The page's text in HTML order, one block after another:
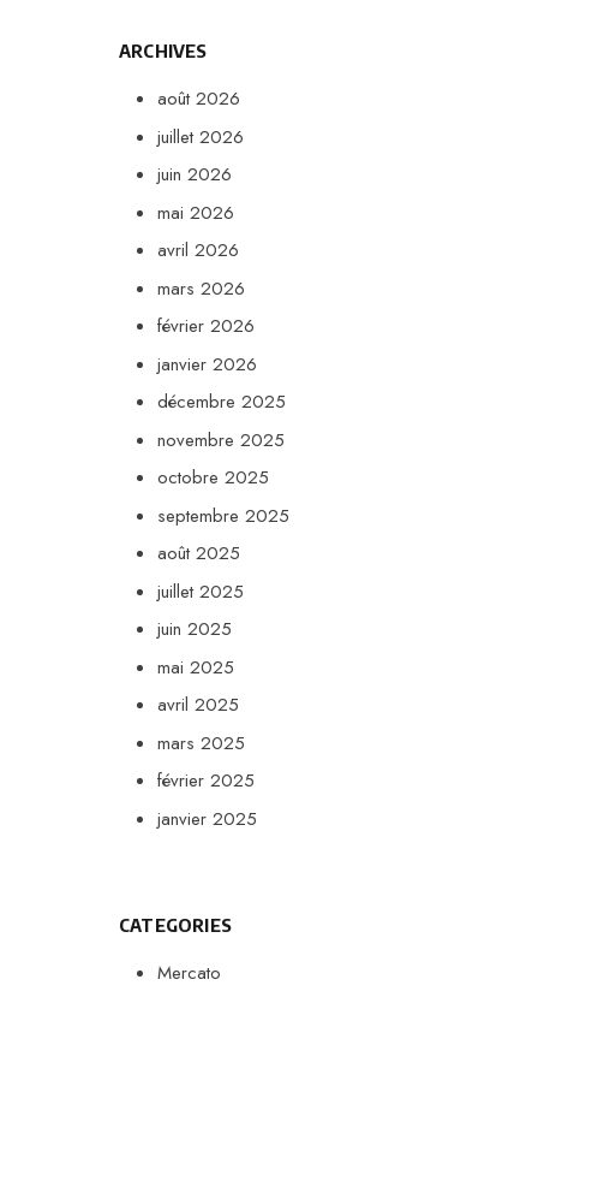
ARCHIVES
août 2026
juillet 2026
juin 2026
mai 2026
avril 2026
mars 2026
février 2026
janvier 2026
décembre 2025
novembre 2025
octobre 2025
septembre 2025
août 2025
juillet 2025
juin 2025
mai 2025
avril 2025
mars 2025
février 2025
janvier 2025
CATEGORIES
Mercato